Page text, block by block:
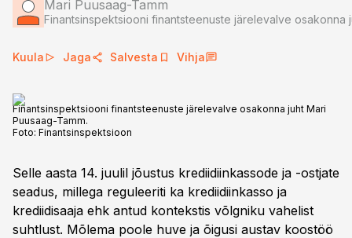
Mari Puusaag-Tamm
Finantsinspektsiooni finantsteenuste järelevalve osakonna
Kuula Jaga Salvesta Vihja
Finantsinspektsiooni finantsteenuste järelevalve osakonna juht Mari
Puusaag-Tamm.
Foto: Finantsinspektsioon
Selle aasta 14. juulil jõustus krediidiinkassode ja -ostjate
seadus, millega reguleeriti ka krediidiinkasso ja
krediidisaaja ehk antud kontekstis võlgniku vahelist
suhtlust. Mõlema poole huve ja õigusi austav koostöö